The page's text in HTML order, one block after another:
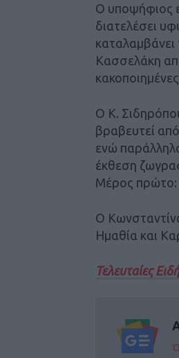
Ο υποψήφιος
διατελέσει
Κασσελάκη
Ο Κ.
βραβευτεί
ενώ
έκθεση
Μέρος πρώτο:
Ο
Ημαθία και
Τελευταίες